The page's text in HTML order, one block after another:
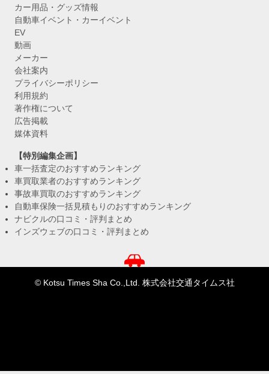
カー用品・グッズ情報
自動車イベント・カーイベント
EV
動画
メーカー
会社案内
プライバシーポリシー
利用規約
著作権について
広告掲載
媒体資料
【特別編集企画】
車一括査定のおすすめランキング
車買取業者のおすすめランキング
事故車買取のおすすめランキング
自動車保険一括見積もりのおすすめランキング
ナビクルの口コミ・評判まとめ
インズウェブの口コミ・評判まとめ
© Kotsu Times Sha Co.,Ltd. 株式会社交通タイムス社